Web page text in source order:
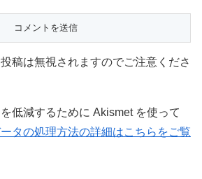
稿は無視されますのでご注意くださ
低減するために Akismet を使って
タの処理方法の詳細はこちらをご覧